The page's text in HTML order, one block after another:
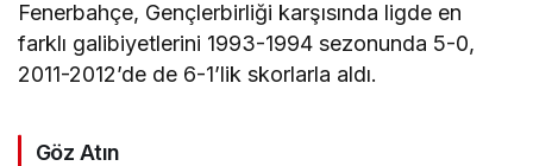
Fenerbahçe, Gençlerbirliği karşısında ligde en
farklı galibiyetlerini 1993-1994 sezonunda 5-0,
2011-2012’de de 6-1’lik skorlarla aldı.
Göz Atın